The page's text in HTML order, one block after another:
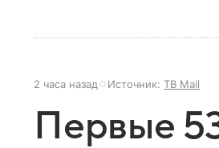
2 часа назад Источник: ТВ Mail
Первые